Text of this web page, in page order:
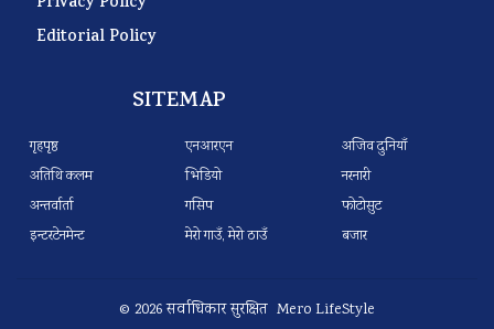
Editorial Policy
SITEMAP
गृहपृष्ठ
अतिथि कलम
अन्तर्वार्ता
इन्टरटेनमेन्ट
एनआरएन
भिडियो
गसिप
मेरो गाउँ, मेरो ठाउँ
अजिव दुनियाँ
नरनारी
फोटोसुट
बजार
© 2026 सर्वाधिकार सुरक्षित Mero LifeStyle